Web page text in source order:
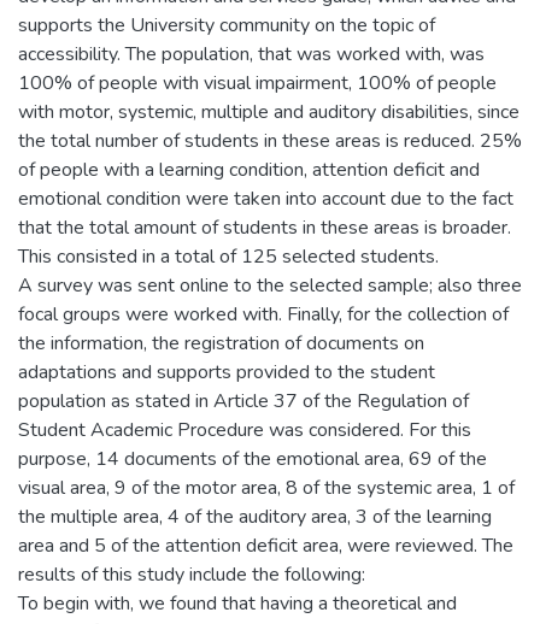
supports the University community on the topic of
accessibility. The population, that was worked with, was
100% of people with visual impairment, 100% of people
with motor, systemic, multiple and auditory disabilities, since
the total number of students in these areas is reduced. 25%
of people with a learning condition, attention deficit and
emotional condition were taken into account due to the fact
that the total amount of students in these areas is broader.
This consisted in a total of 125 selected students.
A survey was sent online to the selected sample; also three
focal groups were worked with. Finally, for the collection of
the information, the registration of documents on
adaptations and supports provided to the student
population as stated in Article 37 of the Regulation of
Student Academic Procedure was considered. For this
purpose, 14 documents of the emotional area, 69 of the
visual area, 9 of the motor area, 8 of the systemic area, 1 of
the multiple area, 4 of the auditory area, 3 of the learning
area and 5 of the attention deficit area, were reviewed. The
results of this study include the following:
To begin with, we found that having a theoretical and